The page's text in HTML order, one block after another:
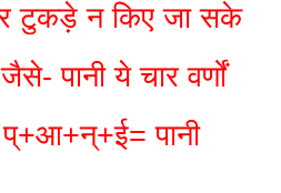
टुकड़े न किए जा सके
जैसे- पानी ये चार वर्णों
पानी